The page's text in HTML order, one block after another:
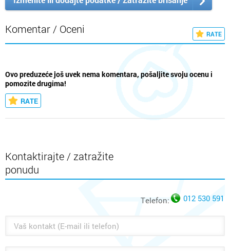
Komentar / Oceni RATE
Ovo preduzeće još uvek nema komentara, pošaljite svoju ocenu i
pomozite drugima!
RATE
Kontaktirajte / zatražite
ponudu
Telefon: 012 530 591